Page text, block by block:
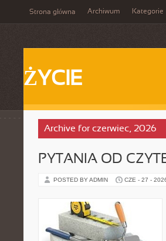
Strona główna Archiwum Kategorie
ŻYCIE
Archive for czerwiec, 2026
PYTANIA OD
POSTED BY ADMIN CZE - 27 -